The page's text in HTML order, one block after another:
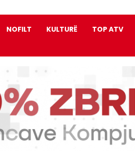
NOFILT KULTURË TOP ATV